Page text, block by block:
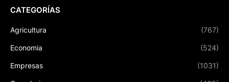
CATEGORÍAS
Agricultura (767)
Economia (524)
Empresas (1031)